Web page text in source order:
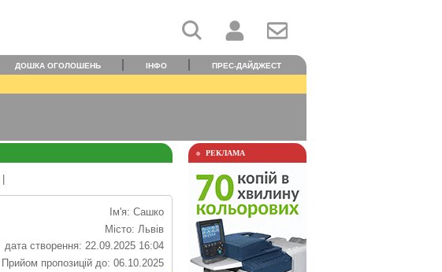
ДОШКА ОГОЛОШЕНЬ ІНФО ПРЕС-ДАЙДЖЕСТ
Ім'я: Сашко
Місто: Львів
дата створення: 22.09.2025 16:04
Прийом пропозицій до: 06.10.2025
РЕКЛАМА